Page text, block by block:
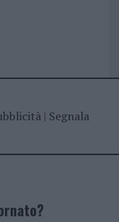
| Segnala